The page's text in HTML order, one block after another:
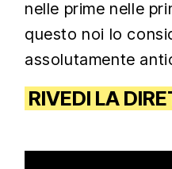
nelle prime nelle
questo noi lo
assolutamente
RIVEDI LA